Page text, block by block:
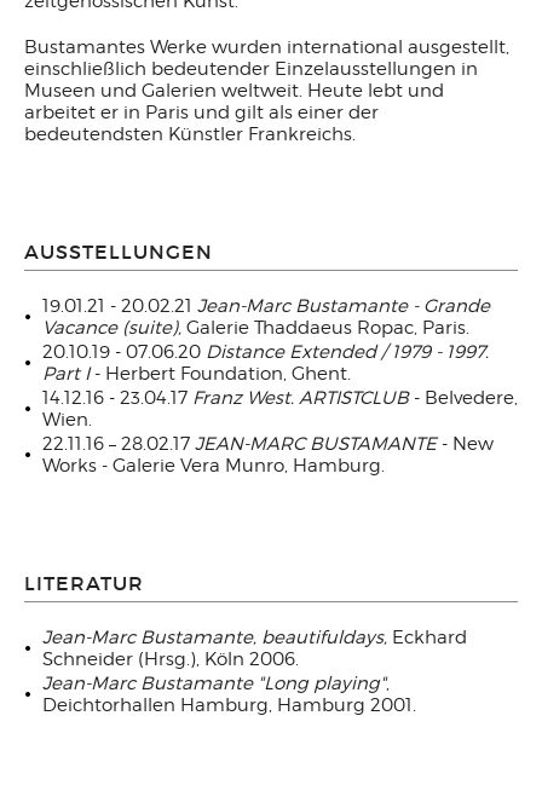
Bustamantes Werke wurden international ausgestellt,
einschließlich bedeutender Einzelausstellungen in
Museen und Galerien weltweit. Heute lebt und
arbeitet er in Paris und gilt als einer der
bedeutendsten Künstler Frankreichs.
AUSSTELLUNGEN
19.01.21 - 20.02.21 Jean-Marc Bustamante - Grande
Vacance (suite), Galerie Thaddaeus Ropac, Paris.
20.10.19 - 07.06.20 Distance Extended / 1979 - 1997.
Part I- Herbert Foundation, Ghent.
14.12.16 - 23.04.17 Franz West. ARTISTCLUB- Belvedere,
Wien.
22.11.16 – 28.02.17 JEAN-MARC BUSTAMANTE- New
Works - Galerie Vera Munro, Hamburg.
LITERATUR
Jean-Marc Bustamante, beautifuldays, Eckhard
Schneider (Hrsg.), Köln 2006.
Jean-Marc Bustamante "Long playing",
Deichtorhallen Hamburg, Hamburg 2001.